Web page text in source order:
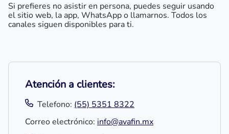
Si prefieres no asistir en persona, puedes seguir usando
el sitio web, la app, WhatsApp o llamarnos. Todos los
canales siguen disponibles para ti.
Atención a clientes:
Telefono: (55) 5351 8322
Correo electrónico: info@avafin.mx